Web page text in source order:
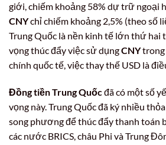
giới, chiếm khoảng 58% dự trữ ngoại
CNYchỉ chiếm khoảng 2,5% (theo số
Trung Quốc là nền kinh tế lớn thứ hai
vọng thúc đẩy việc sử dụngCNYtrong
chính quốc tế, việc thay thế USD là
Đồng tiền Trung Quốcđã có một số
vọng này. Trung Quốc đã ký nhiều
song phương để thúc đẩy thanh toán
các nước BRICS, châu Phi và Trung